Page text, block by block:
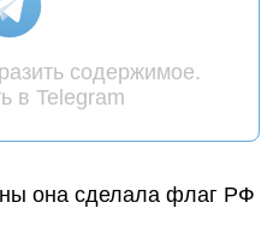
содержимое.
в Telegram
она сделала флаг РФ